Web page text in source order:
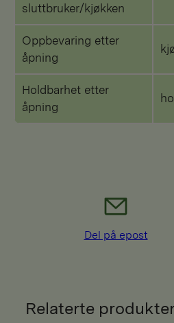
sluttbruker/kjøkken
Oppbevaring etter
åpning
Holdbarhet etter
åpning
Del på epost
Relaterte